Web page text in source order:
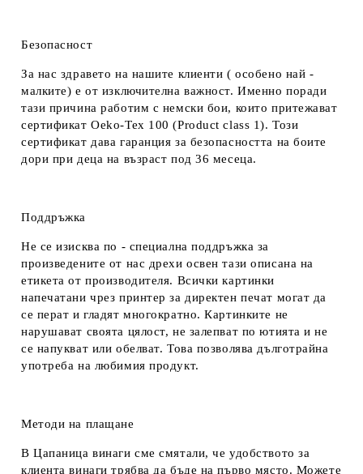
Безопасност
За нас здравето на нашите клиенти ( особено най -
малките) е от изключителна важност. Именно поради
тази причина работим с немски бои, които притежават
сертификат Oeko-Tex 100 (Product class 1). Този
сертификат дава гаранция за безопасността на боите
дори при деца на възраст под 36 месеца.
Поддръжка
Не се изисква по - специална поддръжка за
произведените от нас дрехи освен тази описана на
етикета от производителя. Всички картинки
напечатани чрез принтер за директен печат могат да
се перат и гладят многократно. Картинките не
нарушават своята цялост, не залепват по ютията и не
се напукват или обелват. Това позволява дълготрайна
употреба на любимия продукт.
Методи на плащане
В Цапаница винаги сме смятали, че удобството за
клиента винаги трябва да бъде на първо място. Можете